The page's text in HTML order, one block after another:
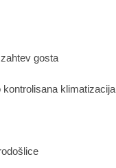
gosta
kontrolisana klimatizacija